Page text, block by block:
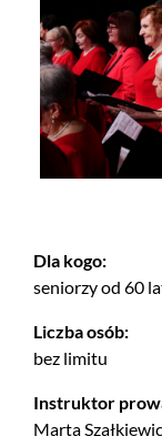
Dla kogo:
seniorzy od 60
Liczba osób:
bez limitu
Instruktor
Marta